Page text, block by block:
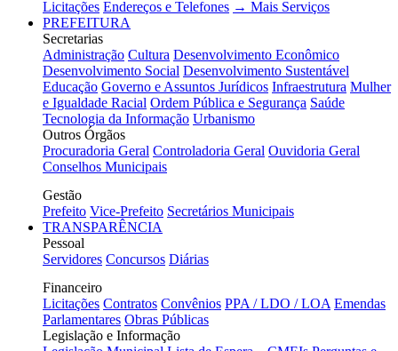
Licitações Endereços e Telefones → Mais Serviços
PREFEITURA
Secretarias
Administração Cultura Desenvolvimento Econômico
Desenvolvimento Social Desenvolvimento Sustentável
Educação Governo e Assuntos Jurídicos Infraestrutura Mulher
e Igualdade Racial Ordem Pública e Segurança Saúde
Tecnologia da Informação Urbanismo
Outros Órgãos
Procuradoria Geral Controladoria Geral Ouvidoria Geral
Conselhos Municipais
Gestão
Prefeito Vice-Prefeito Secretários Municipais
TRANSPARÊNCIA
Pessoal
Servidores Concursos Diárias
Financeiro
Licitações Contratos Convênios PPA / LDO / LOA Emendas
Parlamentares Obras Públicas
Legislação e Informação